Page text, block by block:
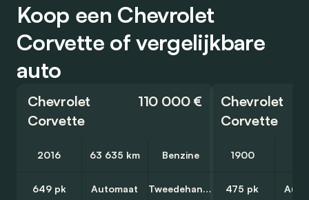
Koop een Chevrolet
Corvette of vergelijkbare
auto
Chevrolet
Corvette
110 000 €
2016 63 635 km Benzine
649 pk Automaat Tweedehands
Chevrolet
Corvette
1900
475 pk